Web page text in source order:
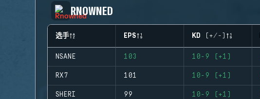
RNOWNED
选手 EPS KD (+/-)
NSANE 103 10-9 (+1)
RX7 101 10-9 (+1)
SHERI 99 10-9 (+1)